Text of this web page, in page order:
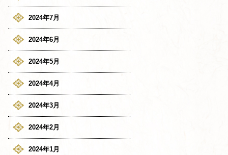
2024年7月
2024年6月
2024年5月
2024年4月
2024年3月
2024年2月
2024年1月